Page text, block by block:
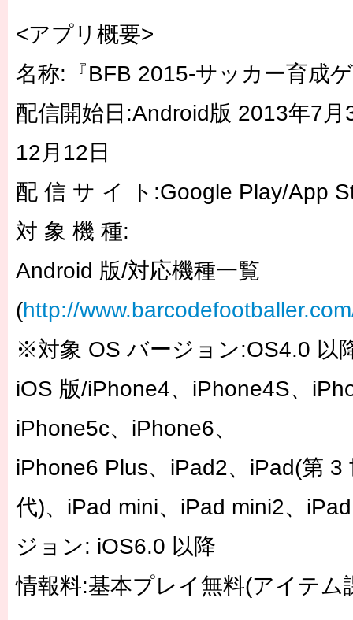
<アプリ概要>
名称:『BFB 2015-サッカー育成
配信開始日:Android版 2013年7
12月12日
配 信 サ イ ト:Google Play/App
対 象 機 種:
Android 版/対応機種一覧
(http://
※対象 OS バージョン:OS4.0 以
iOS 版/iPhone4、iPhone4S、
iPhone5c、iPhone6、
iPhone6 Plus、iPad2、iPad(第 3
代)、iPad mini、iPad mini2、
ジョン: iOS6.0 以降
情報料:基本プレイ無料(アイテム